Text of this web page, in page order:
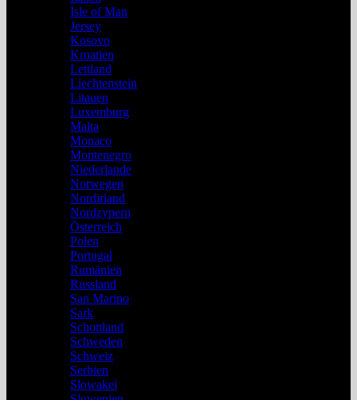
Isle of Man
Jersey
Kosovo
Kroatien
Lettland
Liechtenstein
Litauen
Luxemburg
Malta
Monaco
Montenegro
Niederlande
Norwegen
Nordirland
Nordzypern
Österreich
Polen
Portugal
Rumänien
Russland
San Marino
Sark
Schottland
Schweden
Schweiz
Serbien
Slowakei